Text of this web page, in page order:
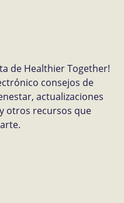
de Healthier Together!
consejos de
actualizaciones
otros recursos que